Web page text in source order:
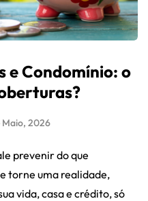
e Condomínio: o
Maio, 2026
prevenir do que
torne uma realidade,
vida, casa e crédito, só